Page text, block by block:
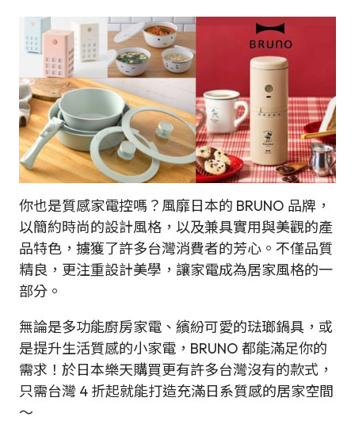
你也是質感家電控嗎？風靡日本的 BRUNO 品牌，
以簡約時尚的設計風格，以及兼具實用與美觀的產
品特色，擄獲了許多台灣消費者的芳心。不僅品質
精良，更注重設計美學，讓家電成為居家風格的一
部分。
無論是多功能廚房家電、繽紛可愛的琺瑯鍋具，或
是提升生活質感的小家電，BRUNO 都能滿足你的
需求！於日本樂天購買更有許多台灣沒有的款式，
只需台灣 4 折起就能打造充滿日系質感的居家空間
～